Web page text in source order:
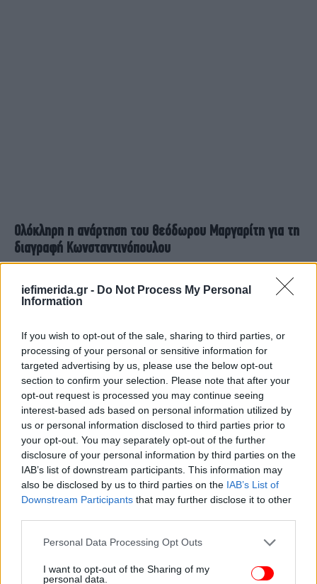
iefimerida.gr - Do Not Process My Personal
Information
If you wish to opt-out of the sale, sharing to third parties, or
processing of your personal or sensitive information for
targeted advertising by us, please use the below opt-out
section to confirm your selection. Please note that after your
opt-out request is processed you may continue seeing
interest-based ads based on personal information utilized by
us or personal information disclosed to third parties prior to
your opt-out. You may separately opt-out of the further
disclosure of your personal information by third parties on the
IAB’s list of downstream participants. This information may
also be disclosed by us to third parties on the IAB’s List of
Downstream Participants that may further disclose it to other
Please note that this website/app uses one or more Google
not limited to your visit or usage behaviour. You may click to
Personal Data Processing Opt Outs
I want to opt-out of the Sharing of my
personal data.
Ολόκληρη η ανάρτηση του Θεόδωρου Μαργαρίτη για τη
διαγραφή Κωνσταντινόπουλου
Στην μακρά κομματική μου εμπειρία ένα πράγμα
έχω κατανοήσει. Οι διαγραφές δεν ήταν ποτέ
ένδειξη κρίσης. Άλλωστε η εσωκομματική
Δημοκρατία είναι πολύ δύσκολη υπόθεση. Όπως
και η ίδια η κοινοβουλευτική Δημοκρατία.
Απαιτούν ανοχή στην διαφορετική άποψη. Είτε
είναι σωστή, είτε λάθος. Με τον Οδυσσέα
Κωνσταντινόπουλο είναι γνωστό ότι δεν είχα ίδιες
απόψεις. Πρόσφατα η στήριξη μου στον Σάντσεθ
για τον πόλεμο στο Ιράν ήταν μια χαρακτηριστική
περίπτωση. Αλλά αυτό δεν σημαίνει ότι η διαφωνία
μου συνιστά ρήξη. Πολύ περισσότερο όταν με τον
Οδυσσέα βρέθηκα στην Δημοκρατική Συμπαράταξη
της Φ.Γεννηματά. Δύσκολα χρόνια! Θυμάμαι
μάλιστα πού σχολιάζαμε με πόση δυσκολία είχαμε
Σεπτέμβρη του 2015 στην πλατεία Κοτζιά. Πόσο